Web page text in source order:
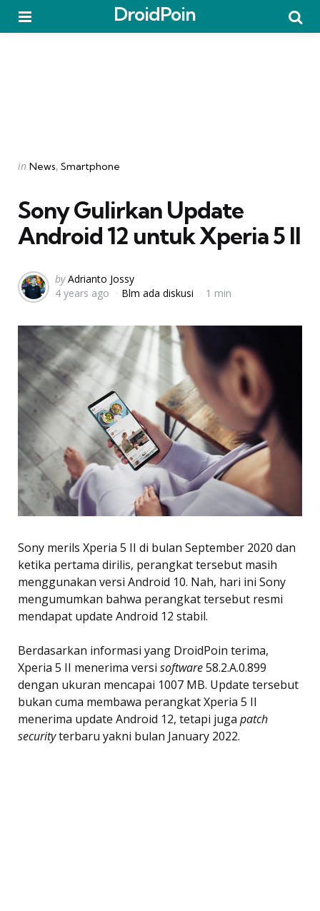
DroidPoin
Categories
Posted
in News Smartphone
Sony Gulirkan Update
Android 12 untuk Xperia 5 II
Posted
by
by Adrianto Jossy
4 years ago
Blm ada diskusi 1 min
Sony merils Xperia 5 II di bulan September 2020 dan
ketika pertama dirilis, perangkat tersebut masih
menggunakan versi Android 10. Nah, hari ini Sony
mengumumkan bahwa perangkat tersebut resmi
mendapat update Android 12 stabil.
Berdasarkan informasi yang DroidPoin terima,
Xperia 5 II menerima versi software58.2.A.0.899
dengan ukuran mencapai 1007 MB. Update tersebut
bukan cuma membawa perangkat Xperia 5 II
menerima update Android 12, tetapi juga patch
securityterbaru yakni bulan January 2022.